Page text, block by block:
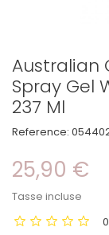
Australian
Spray Gel
237 Ml
Reference:
25,90 €
Tasse incluse